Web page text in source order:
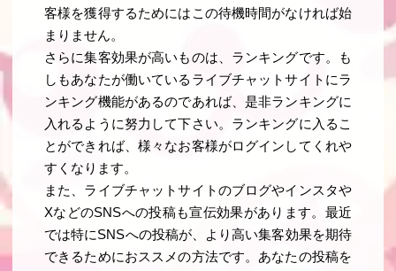
客様を獲得するためにはこの待機時間がなければ始
まりません。
さらに集客効果が高いものは、ランキングです。も
しもあなたが働いているライブチャットサイトにラ
ンキング機能があるのであれば、是非ランキングに
入れるように努力して下さい。ランキングに入るこ
とができれば、様々なお客様がログインしてくれや
すくなります。
また、ライブチャットサイトのブログやインスタや
XなどのSNSへの投稿も宣伝効果があります。最近
では特にSNSへの投稿が、より高い集客効果を期待
できるためにおススメの方法です。あなたの投稿を